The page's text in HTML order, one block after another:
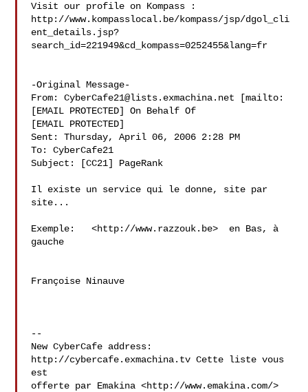
Visit our profile on Kompass :
http://www.kompasslocal.be/kompass/jsp/dgol_cli
ent_details.jsp?
search_id=221949&cd_kompass=0252455&lang=fr
-Original Message-
From: CyberCafe21@lists.exmachina.net [mailto:
[EMAIL PROTECTED] On Behalf Of
[EMAIL PROTECTED]
Sent: Thursday, April 06, 2006 2:28 PM
To: CyberCafe21
Subject: [CC21] PageRank
Il existe un service qui le donne, site par
site...
Exemple:   <http://www.razzouk.be>  en Bas, à
gauche
Françoise Ninauve
--
New CyberCafe address:
http://cybercafe.exmachina.tv Cette liste vous
est
offerte par Emakina <http://www.emakina.com/>